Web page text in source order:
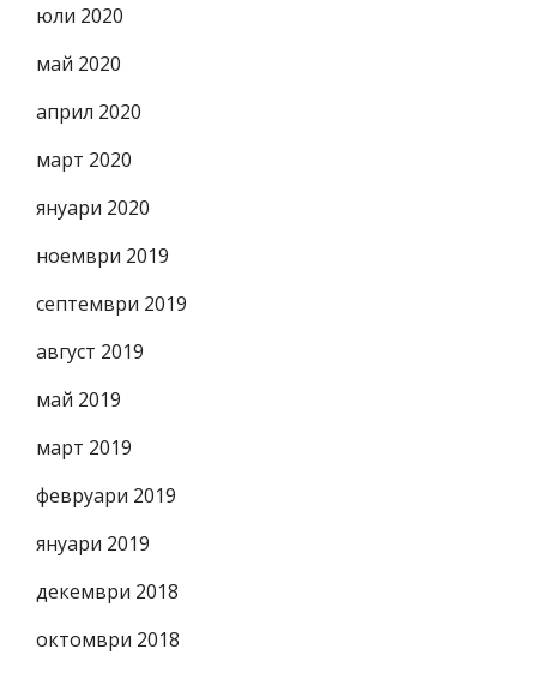
юли 2020
май 2020
април 2020
март 2020
януари 2020
ноември 2019
септември 2019
август 2019
май 2019
март 2019
февруари 2019
януари 2019
декември 2018
октомври 2018